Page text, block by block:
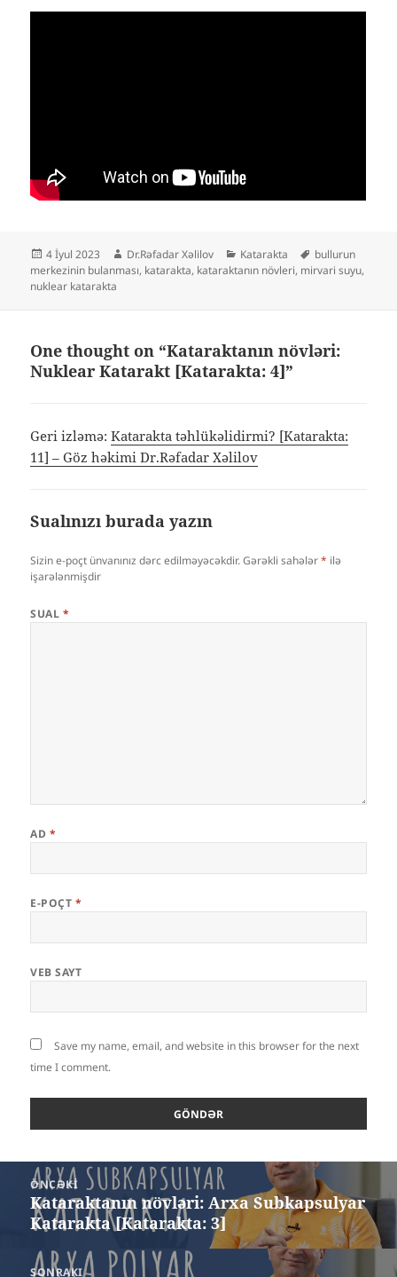
Yayım
tarixi
4 İyul 2023 Müəllif
Dr.Rəfadar Xəlilov Kateqoriyalar
Katarakta Etiketlər
bullurun
merkezinin bulanması, katarakta, kataraktanın növleri, mirvari suyu,
nuklear katarakta
One thought on “Kataraktanın növləri:
Nuklear Katarakt [Katarakta: 4]”
Geri izləmə:Katarakta təhlükəlidirmi? [Katarakta:
11] – Göz həkimi Dr.Rəfadar Xəlilov
Sualınızı burada yazın
Sizin e-poçt ünvanınız dərc edilməyəcəkdir. Gərəkli sahələr* ilə
işarələnmişdir
SUAL *
AD *
E-POÇT *
VEB SAYT
Save my name, email, and website in this browser for the next
time I comment.
naviqasiyası
ÖNCƏKI
Öncəki
yazı:
Kataraktanın növləri: Arxa Subkapsulyar
Katarakta [Katarakta: 3]
SONRAKI